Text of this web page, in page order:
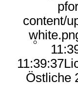
content/
11:39:37
Östliche